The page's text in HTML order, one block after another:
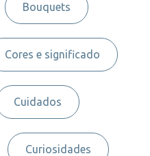
Bouquets
Cores e significado
Cuidados
Curiosidades